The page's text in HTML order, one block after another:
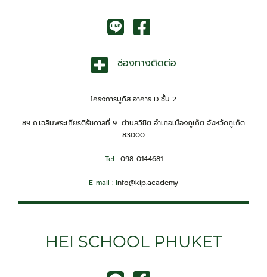
ช่องทางติดต่อ
โครงการบูกิส อาคาร D ชั้น 2
89 ถ.เฉลิมพระเกียรติรัชกาลที่ 9 ตำบลวิชิต อำเภอเมืองภูเก็ต จังหวัดภูเก็ต
83000
Tel :098-0144681
E-mail : Info@kip.academy
HEI SCHOOL PHUKET